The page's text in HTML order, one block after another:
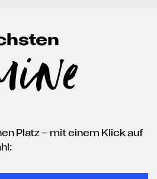
Platz – mit einem Klick auf